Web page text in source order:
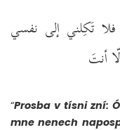
تَكِلني إلى نفسي
أنتَ
“Prosba v tísni zní:
mne nenech